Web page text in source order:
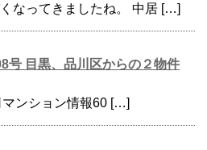
なってきましたね。 中居 […]
号 目黒、品川区からの２物件
ンション情報60 […]